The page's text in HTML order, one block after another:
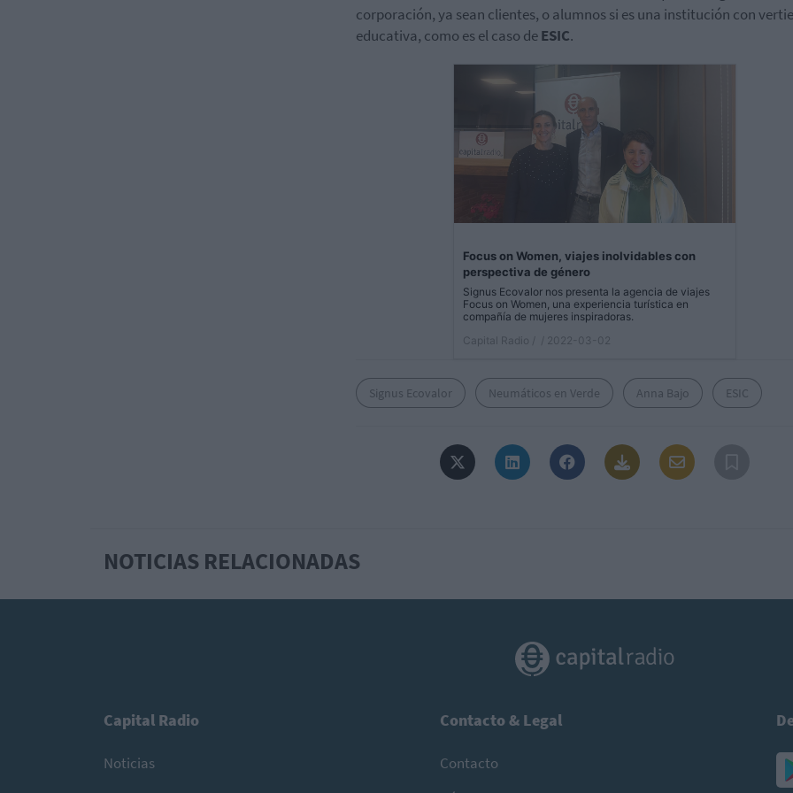
corporación, ya sean clientes, o alumnos si es una institución con
educativa, como es el caso deESIC.
Focus on Women, viajes inolvidables con
perspectiva de género
Signus Ecovalor nos presenta la agencia de viajes
Focus on Women, una experiencia turística en
compañía de mujeres inspiradoras.
Capital Radio /
/ 2022-03-02
Signus Ecovalor Neumáticos en Verde Anna Bajo ESIC
NOTICIAS RELACIONADAS
Capital Radio
Noticias
Contacto & Legal
Contacto